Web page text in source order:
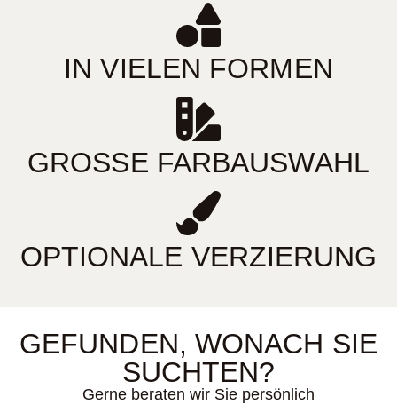
IN VIELEN FORMEN
GROSSE FARBAUSWAHL
OPTIONALE VERZIERUNG
GEFUNDEN, WONACH SIE
SUCHTEN?
Gerne beraten wir Sie persönlich